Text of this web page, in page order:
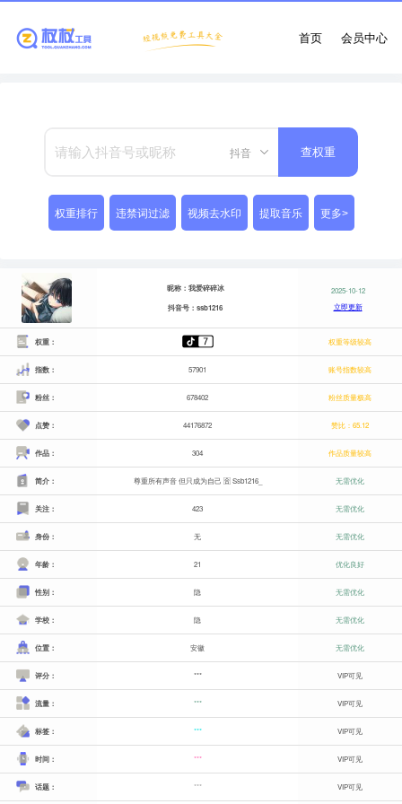
会员中心
首页
抖音 查权重
权重排行 违禁词过滤 视频去水印 提取音乐 更多>
昵称：我爱碎碎冰
抖音号：ssb1216
2025-10-12
立即更新
权重： 权重等级较高
指数： 57901 账号指数较高
粉丝： 678402 粉丝质量极高
点赞： 44176872 赞比：65.12
作品： 304 作品质量较高
简介： 尊重所有声音 但只成为自己 🈴 Ssb1216_ 无需优化
关注： 423 无需优化
身份： 无 无需优化
年龄： 21 优化良好
性别： 隐 无需优化
学校： 隐 无需优化
位置： 安徽 无需优化
评分： *** VIP可见
流量： *** VIP可见
标签： *** VIP可见
时间： *** VIP可见
话题： *** VIP可见